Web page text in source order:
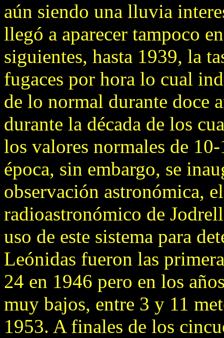
aún siendo una lluvia
llegó a aparecer tampoco
siguientes, hasta 1939, la
fugaces por hora lo cual
de lo normal durante doce
durante la década de los
los valores normales de
época, sin embargo, se
observación astronómica,
radioastronómico de
uso de este sistema para
Leónidas fueron las
24 en 1946 pero en los
muy bajos, entre 3 y 11
1953. A finales de los